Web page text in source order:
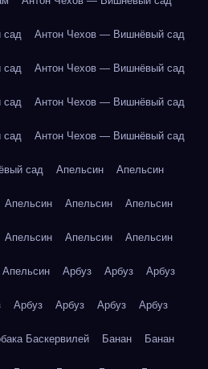
сад Антон Чехов — Вишнёвый сад
сад Антон Чехов — Вишнёвый сад
сад Антон Чехов — Вишнёвый сад
сад Антон Чехов — Вишнёвый сад
сад Апельсин Апельсин
Апельсин Апельсин Апельсин
Апельсин Апельсин Апельсин
Апельсин Арбуз Арбуз Арбуз
Арбуз Арбуз Арбуз Арбуз
Баскервилей Банан Банан